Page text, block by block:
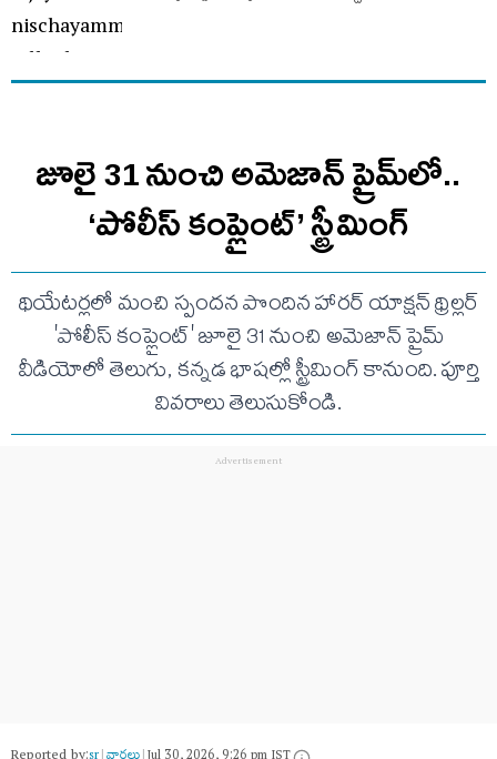
జూలై 31 నుంచి అమెజాన్ ప్రైమ్‌లో..
‘పోలీస్ కంప్లైంట్’ స్ట్రీమింగ్
థియేటర్లలో మంచి స్పందన పొందిన హారర్ యాక్షన్ థ్రిల్లర్
'పోలీస్ కంప్లైంట్' జూలై 31 నుంచి అమెజాన్ ప్రైమ్
వీడియోలో తెలుగు, కన్నడ భాషల్లో స్ట్రీమింగ్ కానుంది. పూర్తి
వివరాలు తెలుసుకోండి.